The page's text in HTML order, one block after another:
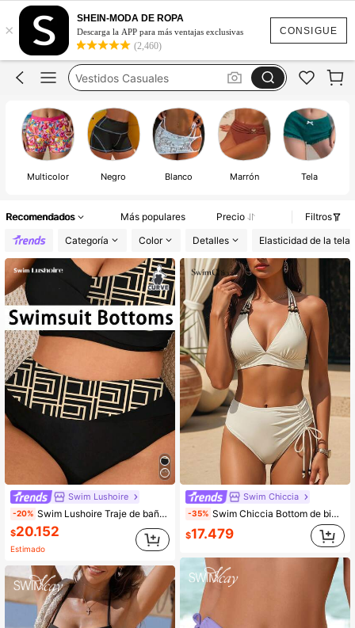
CONSIGUE
×
SHEIN-MODA DE ROPA
Descarga la APP para más ventajas exclusivas
(2,460)
Blusas
Vestidos Casuales
Vestidos
Multicolor Negro Blanco Marrón Tela
Recomendados Más populares Precio
Filtros
Categoría
Color Detalles Elasticidad de la tela
Swim Lushoire
-20% Swim Lushoire Traje de baño de una pieza para mujer de talla grande, de unicolor y estampado geométrico aleatorio, con cintura alta, efecto patchwork, sexy y elegante para vacaciones en la playa en verano
$20.152
Estimado
Swim Chiccia
-35% Swim Chiccia Bottom de bikini de unicolor con cordón lateral para mujer
$17.479